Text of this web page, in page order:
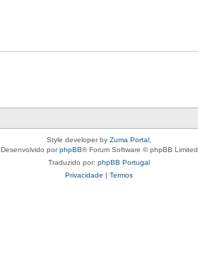
Style developer by Zuma Portal
Desenvolvido porphpBB® Forum Software © phpBB Limited
Traduzido por: phpBB Portugal
Privacidade | Termos